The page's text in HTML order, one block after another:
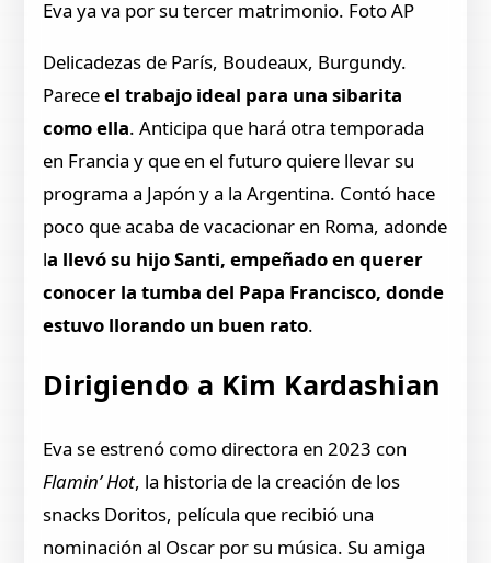
Eva ya va por su tercer matrimonio. Foto AP
Delicadezas de París, Boudeaux, Burgundy.
Pareceel trabajo ideal para una sibarita
como ella. Anticipa que hará otra temporada
en Francia y que en el futuro quiere llevar su
programa a Japón y a la Argentina. Contó hace
poco que acaba de vacacionar en Roma, adonde
la llevó su hijo Santi, empeñado en querer
conocer la tumba del Papa Francisco, donde
estuvo llorando un buen rato.
Dirigiendo a Kim Kardashian
Eva se estrenó como directora en 2023 con
Flamin’ Hot, la historia de la creación de los
snacks Doritos, película que recibió una
nominación al Oscar por su música. Su amiga